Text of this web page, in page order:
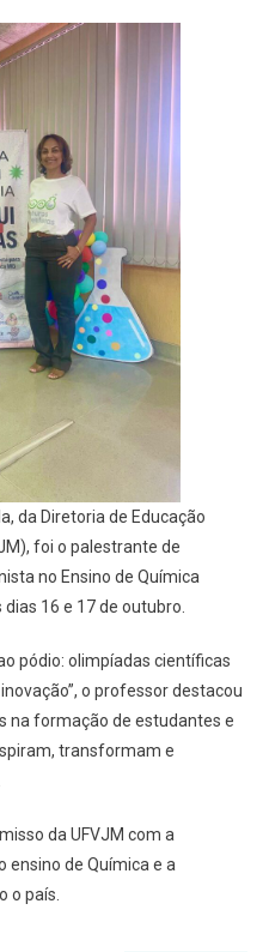
da Diretoria de Educação
foi o palestrante de
no Ensino de Química
dias 16 e 17 de outubro.
pódio: olimpíadas científicas
o professor destacou
na formação de estudantes e
transformam e
da UFVJM com a
ensino de Química e a
o país.